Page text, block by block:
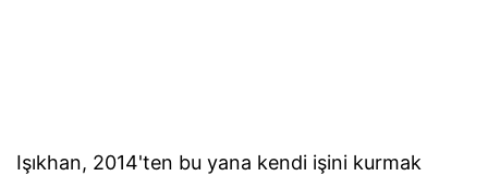
Işıkhan, 2014'ten bu yana kendi işini kurmak